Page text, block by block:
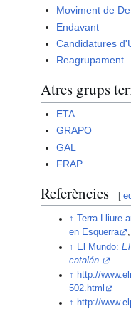
Moviment de
Endavant
Candidatures
Reagrupament
Atres grups
ETA
GRAPO
GAL
FRAP
Referències [
↑
Terra Lliure
en Esquerra
↑ El Mundo:
catalán.
↑ http://
502.html
↑ http://